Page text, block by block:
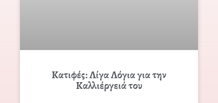
Κατιφές: Λίγα Λόγια για την
Καλλιέργειά του